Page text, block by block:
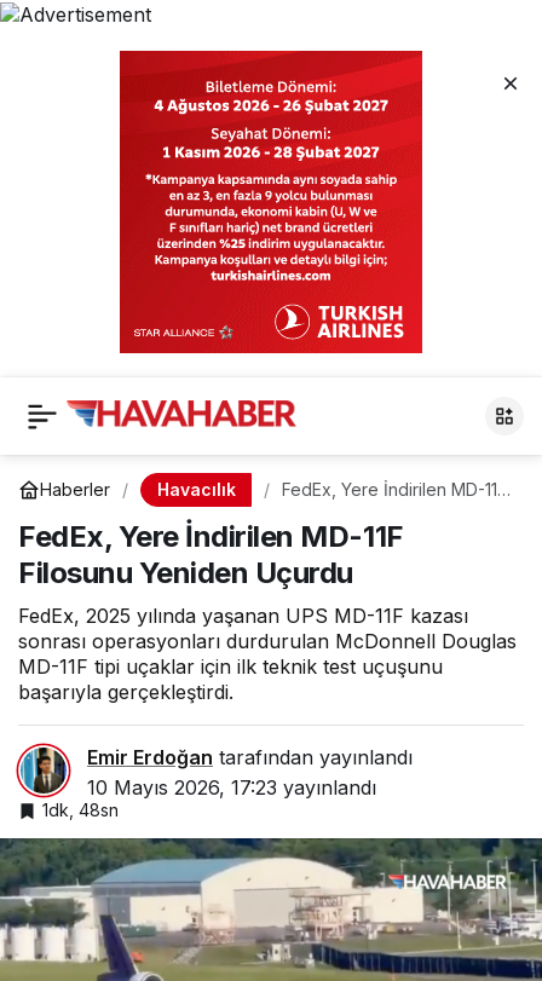
Haberler Havacılık
FedEx, Yere İndirilen MD-11F
FedEx, Yere İndirilen MD-11F
Filosunu Yeniden Uçurdu
FedEx, 2025 yılında yaşanan UPS MD-11F kazası
sonrası operasyonları durdurulan McDonnell Douglas
MD-11F tipi uçaklar için ilk teknik test uçuşunu
başarıyla gerçekleştirdi.
Emir Erdoğan tarafından yayınlandı
10 Mayıs 2026, 17:23 yayınlandı
1dk, 48sn